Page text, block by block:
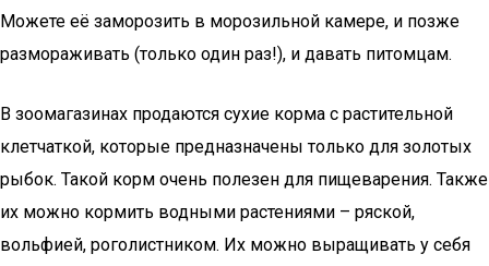
Можете её заморозить в морозильной камере, и позже
размораживать (только один раз!), и давать питомцам.
В зоомагазинах продаются сухие корма с растительной
клетчаткой, которые предназначены только для золотых
рыбок. Такой корм очень полезен для пищеварения. Также
их можно кормить водными растениями – ряской,
вольфией, роголистником. Их можно выращивать у себя